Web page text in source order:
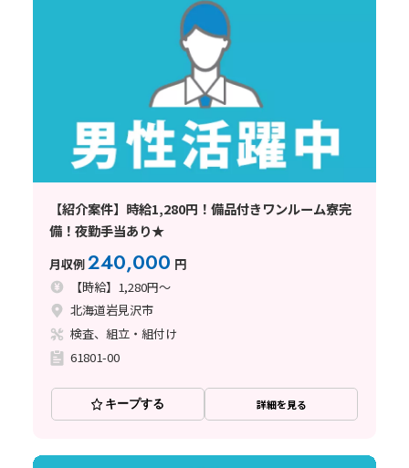
【紹介案件】時給1,280円！備品付きワンルーム寮完
備！夜勤手当あり★
月収例240,000 円
【時給】1,280円～
北海道岩見沢市
検査、組立・組付け
61801-00
キープする 詳細を見る